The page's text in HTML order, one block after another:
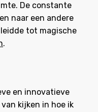
De constante
naar een andere
tot magische
.
en innovatieve
kijken in hoe ik